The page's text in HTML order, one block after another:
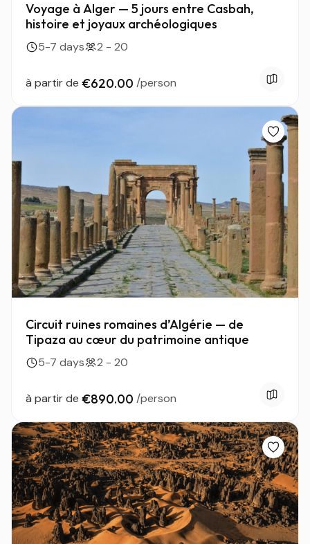
Voyage à Alger — 5 jours entre Casbah,
histoire et joyaux archéologiques
5-7 days 2 - 20
à partir de €620.00 /person
Circuit ruines romaines d’Algérie — de
Tipaza au cœur du patrimoine antique
5-7 days 2 - 20
à partir de €890.00 /person